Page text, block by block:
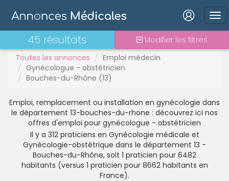
Connexion
Mot de passe oublié ?
Connexion
Se connecter avec Google
Se connecter avec Facebook
Toutes les annonces
Emploi médecin
Gynécologue - obstétricien
Bouches-du-Rhône (13)
45 résultats Modifier les filtres
Interne
Mutation
PAC
PH
Praticien contractuel
Statut TNS
Vacations
Emploi, remplacement ou installation en gynécologie dans
le département 13-bouches-du-rhone : découvrez ici nos
offres d'emploi pour gynécologue - obstétricien
Il y a 312 praticiens en Gynécologie médicale et
Gynécologie-obstétrique dans le département 13 -
Bouches-du-Rhône, soit 1 praticien pour 6482
habitants (versus 1 praticien pour 8662 habitants en
France).